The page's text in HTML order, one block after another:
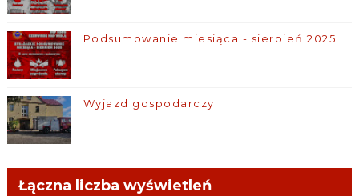
Podsumowanie miesiąca - sierpień 2025
Wyjazd gospodarczy
Łączna liczba wyświetleń